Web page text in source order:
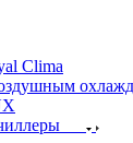
Clima